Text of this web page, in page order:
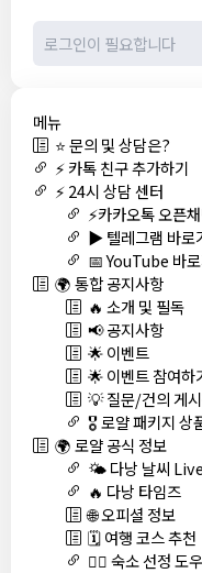
메뉴
⭐ 문의 및 상담은?
⚡ 카톡 친구 추가하기
⚡ 24시 상담 센터
⚡카카오톡 오픈
▶️ 텔레그램 바로
📅 YouTube 바
🌍 통합 공지사항
🔥 소개 및 필독
📢 공지사항
🌟 이벤트
🌟 이벤트 참여하
💡 질문/건의 게
🎖️ 로얄 패키지 상
🌍 로얄 공식 정보
🌤️ 다낭 날씨 Live
🔥 다낭 타임즈
🌐 오피셜 정보
🗓️ 여행 코스 추천
🏊‍♀️ 숙소 선정 도